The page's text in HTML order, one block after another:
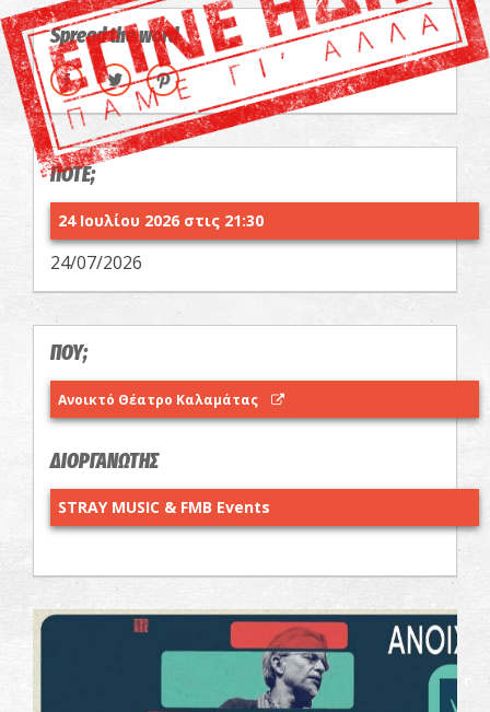
Spread the word
ΠΟΤΕ;
24 Ιουλίου 2026 στις 21:30
24/07/2026
ΠΟΥ;
Ανοικτό Θέατρο Καλαμάτας
ΔΙΟΡΓΑΝΩΤΗΣ
STRAY MUSIC & FMB Events